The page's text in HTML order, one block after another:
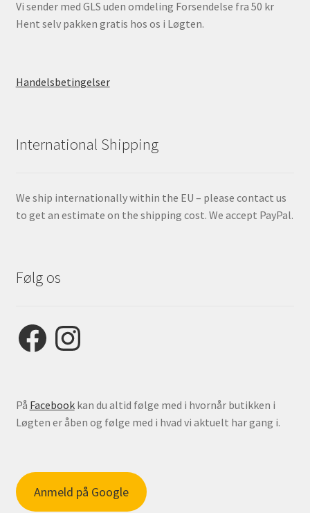
Vi sender med GLS uden omdeling Forsendelse fra 50 kr
Hent selv pakken gratis hos os i Løgten.
Handelsbetingelser
International Shipping
We ship internationally within the EU – please contact us
to get an estimate on the shipping cost. We accept PayPal.
Følg os
FacebookInstagram
På Facebookkan du altid følge med i hvornår butikken i
Løgten er åben og følge med i hvad vi aktuelt har gang i.
Anmeld på Google